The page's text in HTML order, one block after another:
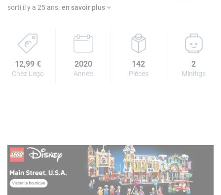
sorti il y a 25 ans. en savoir plus
12,99 €
Chez Lego
2020
Année
142
Pièces
2
Minifigs